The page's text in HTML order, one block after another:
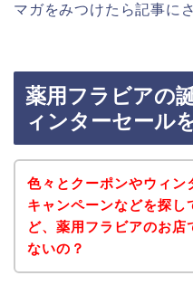
マガをみつけたら記事に
薬用フラビアの
ィンターセール
色々とクーポンやウィン
キャンペーンなどを探し
ど、薬用フラビアのお店
ないの？